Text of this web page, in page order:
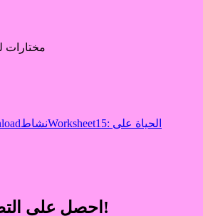
مختارات
نشاطWorksheet15: الحياة على
احصل على التطبيق اليوم مجاناً!